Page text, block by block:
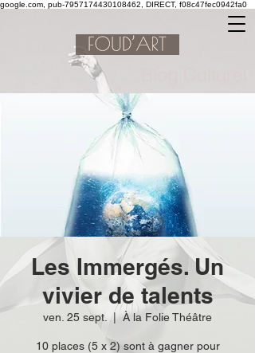
google.com, pub-7957174430108462, DIRECT, f08c47fec0942fa0
Les Immergés. Un
vivier de talents
ven. 25 sept.
  |
À la Folie Théâtre
10 places (5 x 2) sont à gagner pour